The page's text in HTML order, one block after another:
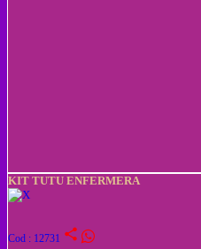
KIT TUTU ENFERMERA
Cod : 12731 share